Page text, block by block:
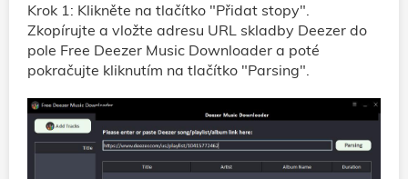
Krok 1: Klikněte na tlačítko "Přidat stopy".
Zkopírujte a vložte adresu URL skladby Deezer do
pole Free Deezer Music Downloader a poté
pokračujte kliknutím na tlačítko "Parsing".